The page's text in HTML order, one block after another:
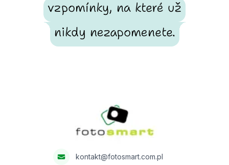
vzpomínky, na které už
nikdy nezapomenete.
kontakt@fotosmart.com.pl